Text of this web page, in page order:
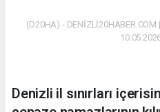
(D20HA) -
Denizli il sınırları